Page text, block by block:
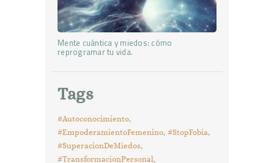
Mente cuántica y miedos: cómo
reprogramar tu vida.
Tags
#Autoconocimiento
#EmpoderamientoFemenino #StopFobia
#SuperacionDeMiedos
#TransformacionPersonal